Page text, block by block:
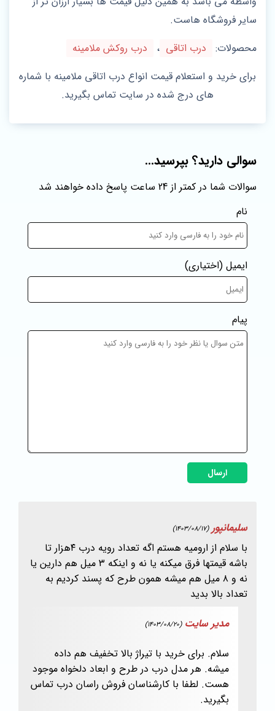
سایر فروشگاه هاست.
محصولات:
درب اتاقی ،
درب روکش ملامینه
برای خرید و استعلام قیمت انواع درب اتاقی ملامینه با شماره
های درج شده در سایت تماس بگیرید.
سوالی دارید؟ بپرسید...
سوالات شما در کمتر از 24 ساعت پاسخ داده خواهند شد
نام
ایمیل (اختیاری)
پیام
ارسال
سلیمانپور (1403/08/17)
با سلام از ارومیه هستم اگه تعداد رویه درب ۴هزار تا
باشه قیمتها فرق میکنه یا نه و اینکه ۳ میل هم دارین یا
نه و ۸ میل هم میشه همون طرح که پسند کردیم به
تعداد بالا بدید
مدیر سایت (1403/08/20)
سلام. برای خرید با تیراژ بالا تخفیف هم داده
میشه. هر مدل درب در طرح و ابعاد دلخواه موجود
هست. لطفا با کارشناسان فروش راسان درب تماس
بگیرید.